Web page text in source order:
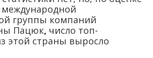
международной
группы компаний
Пацюк, число топ-
этой страны выросло